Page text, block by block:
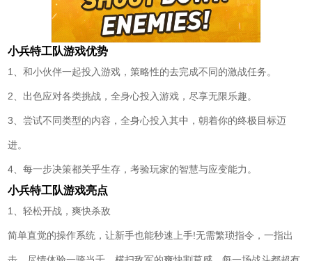
小兵特工队游戏优势
1、和小伙伴一起投入游戏，策略性的去完成不同的激战任务。
2、出色应对各类挑战，全身心投入游戏，尽享无限乐趣。
3、尝试不同类型的内容，全身心投入其中，朝着你的终极目标迈
进。
4、每一步决策都关乎生存，考验玩家的智慧与应变能力。
小兵特工队游戏亮点
1、轻松开战，爽快杀敌
简单直觉的操作系统，让新手也能秒速上手!无需繁琐指令，一指出